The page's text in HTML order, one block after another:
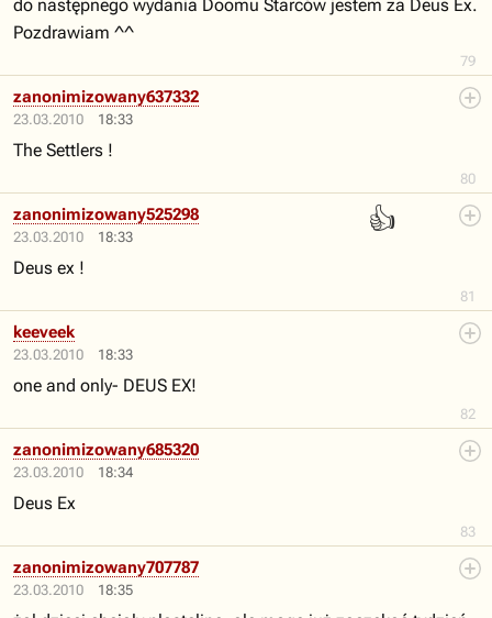
79
do następnego wydania Doomu Starców jestem za Deus Ex.
Pozdrawiam ^^
23.03.2010 18:33
80
zanonimizowany637332
The Settlers !
23.03.2010 18:33
👍
81
zanonimizowany525298
Deus ex !
23.03.2010 18:33
82
keeveek
one and only- DEUS EX!
23.03.2010 18:34
83
zanonimizowany685320
Deus Ex
23.03.2010 18:35
zanonimizowany707787